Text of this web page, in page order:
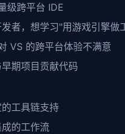
级跨平台 IDE
者，想学习"用游戏引擎做
VS 的跨平台体验不满意
期项目贡献代码
工具链支持
的工作流